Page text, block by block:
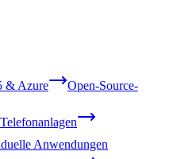
& Azure
Open-Source-
Telefonanlagen
Anwendungen